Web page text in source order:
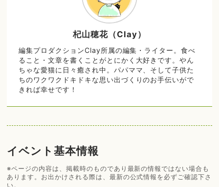
杞山穂花（Clay）
編集プロダクションClay所属の編集・ライター。食べ
ること・文章を書くことがとにかく大好きです。やん
ちゃな愛猫に日々癒され中。パパママ、そして子供た
ちのワクワクドキドキな思い出づくりのお手伝いがで
きれば幸せです！
イベント基本情報
※ページの内容は、掲載時のものであり最新の情報ではない場合も
あります。お出かけされる際は、最新の公式情報を必ずご確認下さ
い。